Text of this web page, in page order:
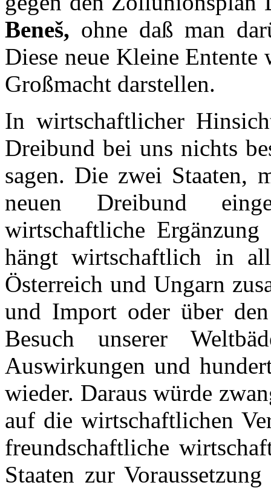
Beneš, ohne daß man
Diese neue Kleine
Großmacht darstellen.
In wirtschaftlicher
Dreibund bei uns nichts
sagen. Die zwei Staaten,
neuen Dreibund
wirtschaftliche
hängt wirtschaftlich in
Österreich und Ungarn
und Import oder über
Besuch unserer
Auswirkungen und
wieder. Daraus würde
auf die wirtschaftlichen
freundschaftliche
Staaten zur